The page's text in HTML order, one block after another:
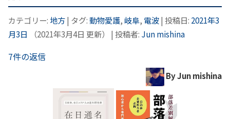
カテゴリー: 地方| タグ:動物愛護, 岐阜, 電波| 投稿日: 2021年3
月3日
（2021年3月4日 更新） | 投稿者: Jun mishina
7件の返信
By Jun mishina